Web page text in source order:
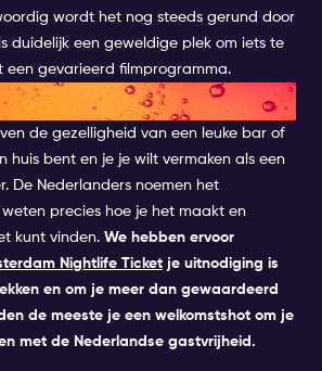
wordt het nog steeds gerund door
duidelijk een geweldige plek om iets te
een gevarieerd filmprogramma.
BARS
de gezelligheid van een leuke bar of
huis bent en je je wilt vermaken als een
De Nederlanders noemen het
precies hoe je het maakt en
kunt vinden. We hebben ervoor
Nightlife Ticket je uitnodiging is
en om je meer dan gewaardeerd
de meeste je een welkomstshot om je
met de Nederlandse gastvrijheid.